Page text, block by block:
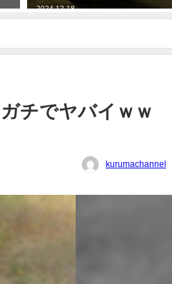
2024-12-18
チでヤバイｗｗ
kurumachannel